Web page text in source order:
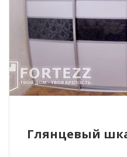
Глянцевый